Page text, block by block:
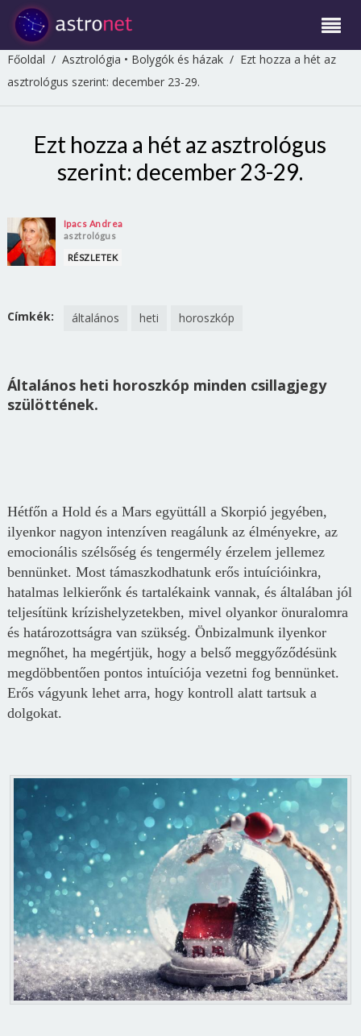
Főoldal / Asztrológia • Bolygók és házak/ Ezt hozza a hét az
asztrológus szerint: december 23-29.
Ezt hozza a hét az asztrológus
szerint: december 23-29.
Ipacs Andrea
asztrológus
RÉSZLETEK
Címkék: általános heti horoszkóp
Általános heti horoszkóp minden csillagjegy
szülöttének.
Hétfőn a Hold és a Mars együttáll a Skorpió jegyében,
ilyenkor nagyon intenzíven reagálunk az élményekre, az
emocionális szélsőség és tengermély érzelem jellemez
bennünket. Most támaszkodhatunk erős intuícióinkra,
hatalmas lelkierőnk és tartalékaink vannak, és általában jól
teljesítünk krízishelyzetekben, mivel olyankor önuralomra
és határozottságra van szükség. Önbizalmunk ilyenkor
megnőhet, ha megértjük, hogy a belső meggyőződésünk
megdöbbentően pontos intuíciója vezetni fog bennünket.
Erős vágyunk lehet arra, hogy kontroll alatt tartsuk a
dolgokat.